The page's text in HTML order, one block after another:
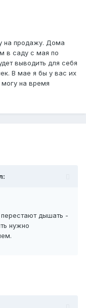
на продажу. Дома
в саду с мая по
выводить для себя
В мае я бы у вас их
на время
дышать -
нужно